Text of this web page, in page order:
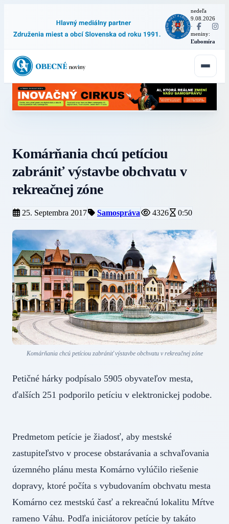
nedeľa
9.08.2026
·
meniny:
Ľubomíra
Komárňania chcú petíciou
zabrániť výstavbe obchvatu v
rekreačnej zóne
25. Septembra 2017 Samospráva 4326 0:50
Komárňania chcú petíciou zabrániť výstavbe obchvatu v rekreačnej zóne
Petičné hárky podpísalo 5905 obyvateľov mesta,
ďalších 251 podporilo petíciu v elektronickej podobe.
Predmetom petície je žiadosť, aby mestské
zastupiteľstvo v procese obstarávania a schvaľovania
územného plánu mesta Komárno vylúčilo riešenie
dopravy, ktoré počíta s vybudovaním obchvatu mesta
Komárno cez mestskú časť a rekreačnú lokalitu Mŕtve
rameno Váhu. Podľa iniciátorov petície by takáto